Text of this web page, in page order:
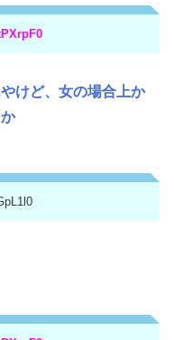
けど、女の場合上か